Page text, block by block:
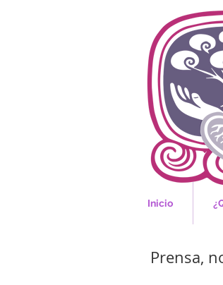
Inicio
Prensa,